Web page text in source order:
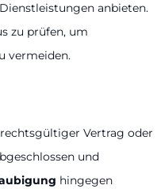
anbieten.
zu prüfen, um
vermeiden.
Vertrag oder
und
hingegen